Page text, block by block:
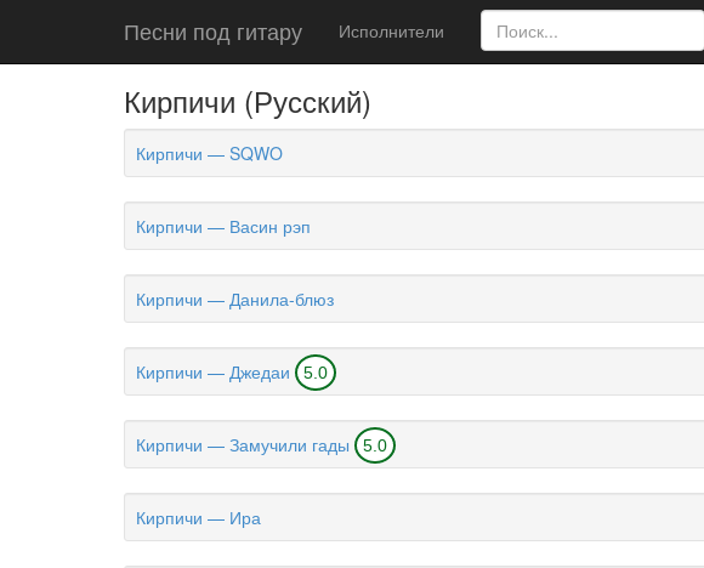
Песни под гитару Исполнители
Кирпичи (Русский)
Кирпичи — SQWO
Кирпичи — Васин рэп
Кирпичи — Данила-блюз
Кирпичи — Джедаи 5.0
Кирпичи — Замучили гады 5.0
Кирпичи — Ира